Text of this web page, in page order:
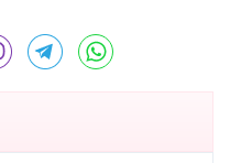
Viber Telegram